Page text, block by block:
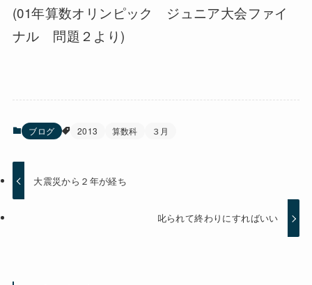
(01年算数オリンピック ジュニア大会ファイ
ナル 問題２より)
ブログ 2013 算数科 ３月
大震災から２年が経ち
叱られて終わりにすればいい